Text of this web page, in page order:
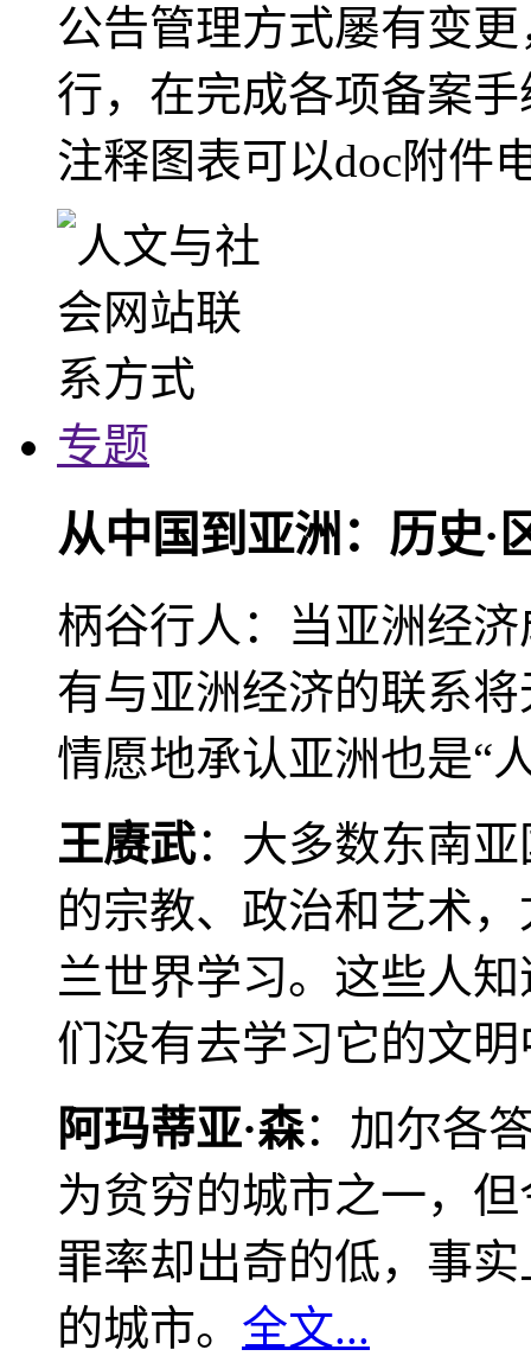
公告管理方式屡有变
行，在完成各项备案
注释图表可以doc附件
专题
从中国到亚洲：历史·
柄谷行人：当亚洲经
有与亚洲经济的联系
情愿地承认亚洲也是“
王赓武：大多数东南
的宗教、政治和艺术
兰世界学习。这些人
们没有去学习它的文
阿玛蒂亚·森：加尔各
为贫穷的城市之一，
罪率却出奇的低，事
的城市。 全文...